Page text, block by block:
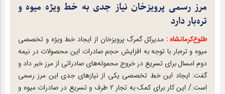
مرز رسمی پرویزخان نیاز جدی به خط ویژه میوه و
تره‌بار دارد
طلوع‌‌کرمانشاه : مدیرکل گمرگ پرویزخان از ایجاد خط ویژه و تخصصی
میوه و تره‌بار با توجه به افزایش حجم صادرات این محصولات در نیمه
دوم امسال برای تسریع در خروج محموله‌های صادراتی از مرز خبر داد و
گفت: ایجاد این خط تخصصی یکی از نیازهای جدی این مرز رسمی
است./ این کار برای کمک به تجار ۲ طرف و تسریع در صادرات میوه و